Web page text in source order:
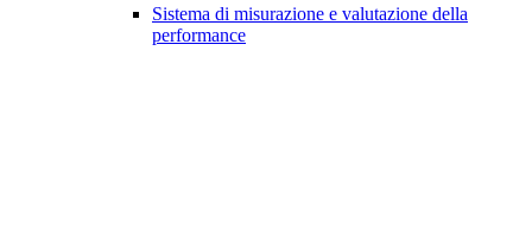
Sistema di misurazione e valutazione della
performance